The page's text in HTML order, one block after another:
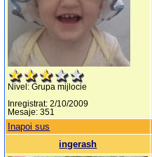
Nivel: Grupa mijlocie
Inregistrat: 2/10/2009
Mesaje: 351
Inapoi sus
ingerash